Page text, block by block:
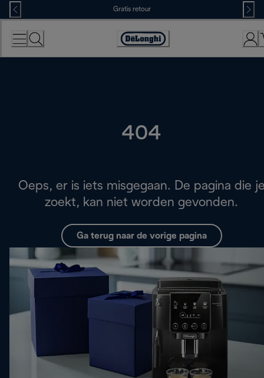
Skip
to
Content
Gratis retour
Accessibility
Statement
404
Oeps, er is iets misgegaan. De pagina die
zoekt, kan niet worden gevonden.
Ga terug naar de vorige pagina